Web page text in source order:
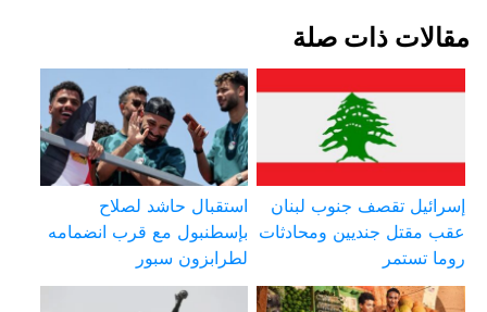
مقالات ذات صلة
إسرائيل تقصف جنوب لبنان
عقب مقتل جنديين ومحادثات
روما تستمر
استقبال حاشد لصلاح
بإسطنبول مع قرب انضمامه
لطرابزون سبور